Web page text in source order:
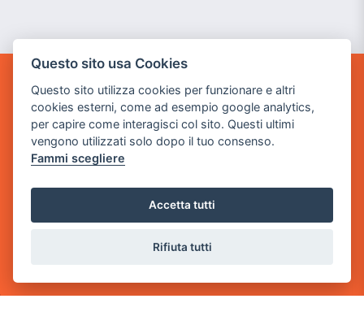
GAME WARP
BY POWER GAME SRL
Sede Legale
via Villaggio dei Platani, 3
via Industriale, 2 - 25082 Botticino, BS
Partita iva 03308130982
Questo sito usa Cookies
Questo sito utilizza cookies per funzionare e altri
cookies esterni, come ad esempio google analytics,
per capire come interagisci col sito. Questi ultimi
vengono utilizzati solo dopo il tuo consenso.
Fammi scegliere
Accetta tutti
Rifiuta tutti